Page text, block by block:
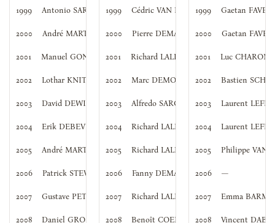
1999 Antonio SARCIA
2000 André MARTEL
2001 Manuel GONZALES
2002 Lothar KNITTEL
2003 David DEWIJNGAERT
2004 Erik DEBEVERE
2005 André MARTEL
2006 Patrick STEVENS
2007 Gustave PETRUS
2008 Daniel GROSSI
1999 Cédric VAN ELVEN
2000 Pierre DEMAERE
2001 Richard LALLEMAND
2002 Marc DEMOL
2003 Alfredo SARCIA
2004 Richard LALLEMAND
2005 Richard LALLEMAND
2006 Fanny DEMAERE
2007 Richard LALLEMAND
2008 Benoît COENE
1999 Gaetan FAVER
2000 Gaetan FAVER
2001 Luc CHARON
2002 Bastien
2003 Laurent
2004 Laurent
2005 Philippe
2006 —
2007 Emma BARME
2008 Vincent